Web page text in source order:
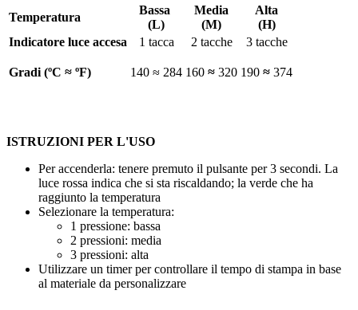
Temperatura
Bassa
(L)
Media
(M)
Alta
(H)
Indicatore luce accesa
1 tacca 2 tacche 3 tacche
Gradi (ºC ≈ ºF) 140 ≈ 284 160 ≈ 320 190 ≈ 374
ISTRUZIONI PER L'USO
Per accenderla: tenere premuto il pulsante per3 secondi. La
luce rossa indica che si sta riscaldando; la verde che ha
raggiunto la temperatura
Selezionare la temperatura:
1 pressione: bassa
2 pressioni: media
3 pressioni: alta
Utilizzare un timer per controllare il tempo di stampa in base
al materiale da personalizzare